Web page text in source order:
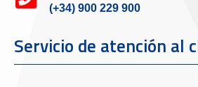
(+34) 900 229 900
Servicio de atención al